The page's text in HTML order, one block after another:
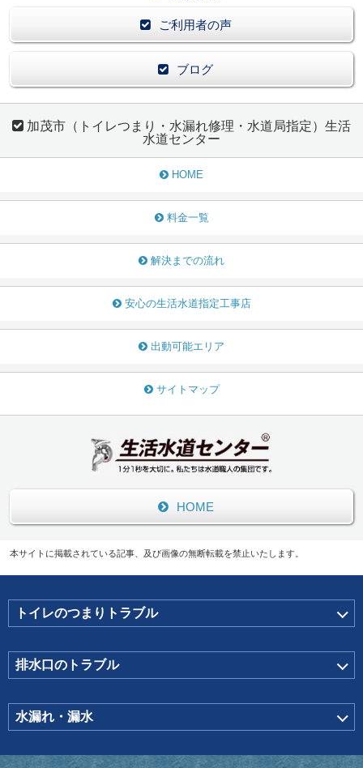
ご利用者の声
ブログ
加茂市（トイレつまり・水漏れ修理・水道局指定）生活
水道センター
HOME
料金一覧
解決までの流れ
安心の生活水道指定工事店
出動可能エリア
サイトマップ
HOME
本サイトに掲載されている記事、及び画像の無断転載を禁止いたします。
トイレのつまりトラブル
排水口のトラブル
水漏れ・漏水